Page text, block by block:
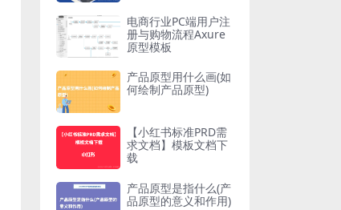
电商行业PC端用户注
册与购物流程Axure
原型模板
产品原型用什么画(如
何绘制产品原型)
【小红书标准PRD需
求文档】模板文档下
载
产品原型是指什么(产
品原型的意义和作用)